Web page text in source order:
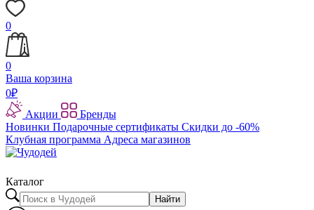
0
0
Ваша корзина
0₽
Акции
Бренды
Новинки Подарочные сертификаты Скидки до -60%
Клубная программа Адреса магазинов
Каталог
Найти